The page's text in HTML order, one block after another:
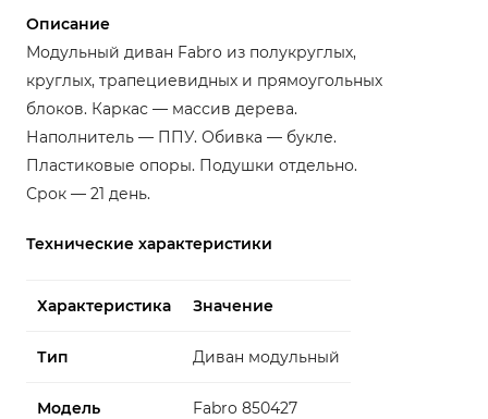
Описание
Модульный диван Fabro из полукруглых,
круглых, трапециевидных и прямоугольных
блоков. Каркас — массив дерева.
Наполнитель — ППУ. Обивка — букле.
Пластиковые опоры. Подушки отдельно.
Срок — 21 день.
Технические характеристики
Характеристика Значение
Тип Диван модульный
Модель Fabro 850427